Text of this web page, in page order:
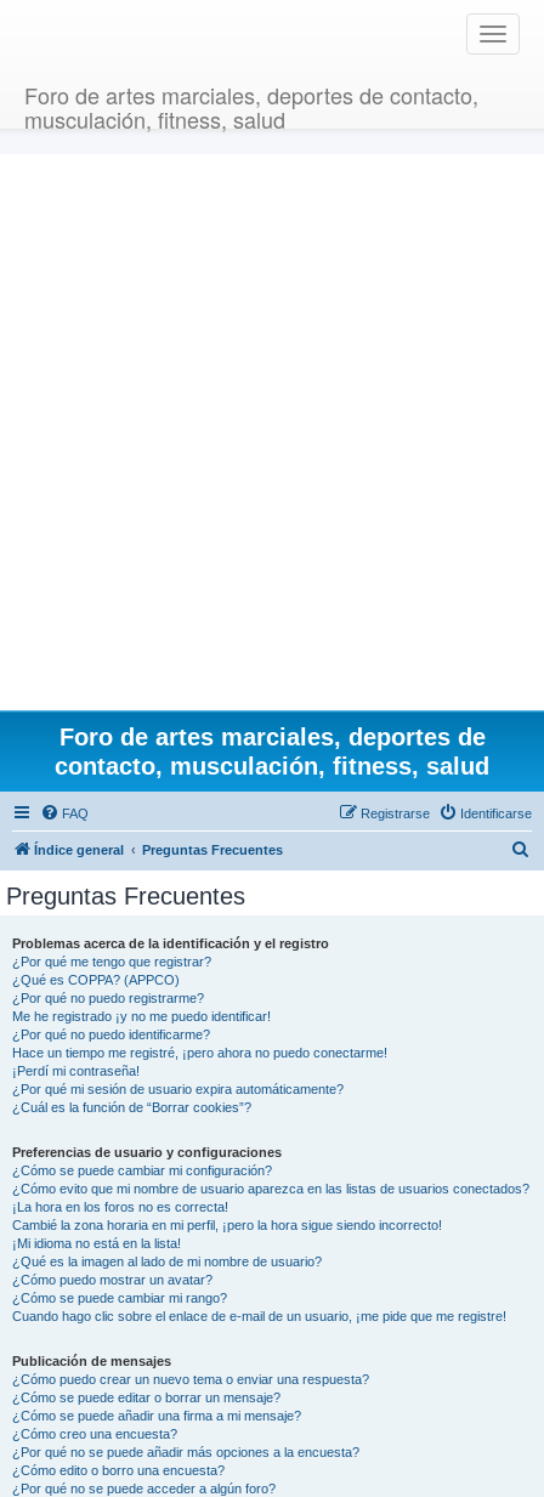
T
o
Foro de artes marciales, deportes de contacto,
musculación, fitness, salud
Foro de artes marciales, deportes de
contacto, musculación, fitness, salud
FAQ Identificarse
Registrarse
Índice general Preguntas Frecuentes
Preguntas Frecuentes
Problemas acerca de la identificación y el registro
¿Por qué me tengo que registrar?
¿Qué es COPPA? (APPCO)
¿Por qué no puedo registrarme?
Me he registrado ¡y no me puedo identificar!
¿Por qué no puedo identificarme?
Hace un tiempo me registré, ¡pero ahora no puedo conectarme!
¡Perdí mi contraseña!
¿Por qué mi sesión de usuario expira automáticamente?
¿Cuál es la función de “Borrar cookies”?
Preferencias de usuario y configuraciones
¿Cómo se puede cambiar mi configuración?
¿Cómo evito que mi nombre de usuario aparezca en las listas de usuarios conectados?
¡La hora en los foros no es correcta!
Cambié la zona horaria en mi perfil, ¡pero la hora sigue siendo incorrecto!
¡Mi idioma no está en la lista!
¿Qué es la imagen al lado de mi nombre de usuario?
¿Cómo puedo mostrar un avatar?
¿Cómo se puede cambiar mi rango?
Cuando hago clic sobre el enlace de e-mail de un usuario, ¡me pide que me registre!
Publicación de mensajes
¿Cómo puedo crear un nuevo tema o enviar una respuesta?
¿Cómo se puede editar o borrar un mensaje?
¿Cómo se puede añadir una firma a mi mensaje?
¿Cómo creo una encuesta?
¿Por qué no se puede añadir más opciones a la encuesta?
¿Cómo edito o borro una encuesta?
¿Por qué no se puede acceder a algún foro?